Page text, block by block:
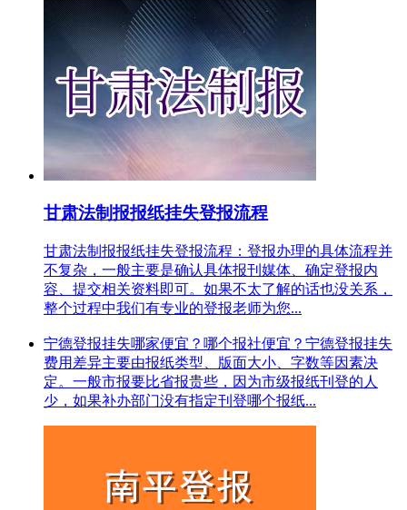
甘肃法制报报纸挂失登报流程
甘肃法制报报纸挂失登报流程：登报办理的具体流程并
不复杂，一般主要是确认具体报刊媒体、确定登报内
容、提交相关资料即可。如果不太了解的话也没关系，
整个过程中我们有专业的登报老师为您...
宁德登报挂失哪家便宜？哪个报社便宜？宁德登报挂失
费用差异主要由报纸类型、版面大小、字数等因素决
定。一般市报要比省报贵些，因为市级报纸刊登的人
少，如果补办部门没有指定刊登哪个报纸...